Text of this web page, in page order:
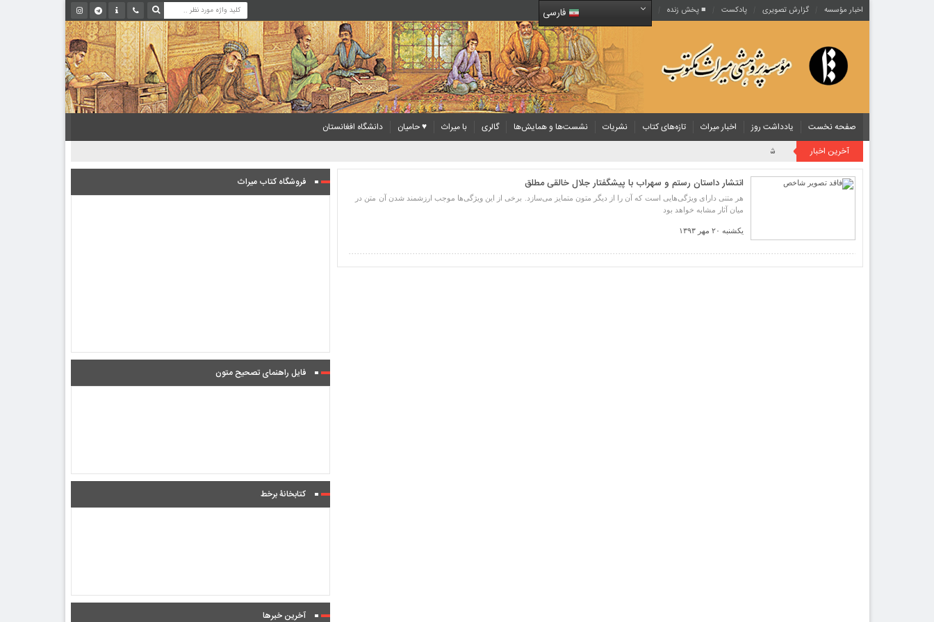
اخبار مؤسسه گزارش تصویری پادکست‌ ■ پخش زنده فارسی
صفحه نخست یادداشت روز اخبار میراث تازه‌های کتاب نشریات نشست‌ها و همایش‌ها گالری با میراث ♥ حامیان
دانشگاه افغانستان
آخرین اخبار
روایت یک قرن صیانت از میراث مکتوب ایران به بیان معاون کتابخانه ملی
انتشار داستان رستم و سهراب با پیشگفتار جلال خالقی مطلق
هر متنی دارای ویژگی‌هایی است كه آن را از دیگر متون متمایز می‌سازد. برخی از این ویژگی‌ها موجب ارزشمند شدن آن متن در
میان آثار مشابه خواهد بود
یکشنبه ۲۰ مهر ۱۳۹۳
فروشگاه کتاب میراث
فایل راهنمای تصحیح متون
کتابخانۀ برخط
آخرین خبرها